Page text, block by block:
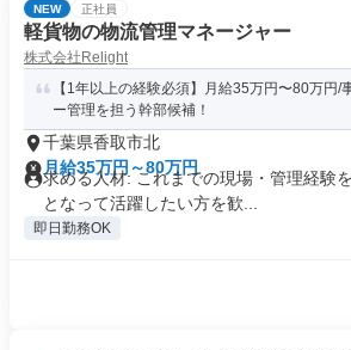
NEW 正社員
軽貨物の物流管理マネージャー
株式会社Relight
【1年以上の経験必須】月給35万円〜80万円/
ー管理を担う幹部候補！
千葉県香取市北
月給35万円～80万円
求める人材: これまでの現場・管理経験
となって活躍したい方を歓...
即日勤務OK